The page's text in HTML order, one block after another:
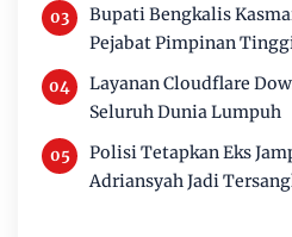
Bupati Bengkalis
Pejabat Pimpinan
Layanan Cloudflare
Seluruh Dunia Lumpuh
Polisi Tetapkan Eks
Adriansyah Jadi